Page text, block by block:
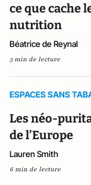
ce que cache
nutrition
Béatrice de Reynal
3 min de lecture
ESPACES SANS
Les néo-
de l’Europe
Lauren Smith
6 min de lecture